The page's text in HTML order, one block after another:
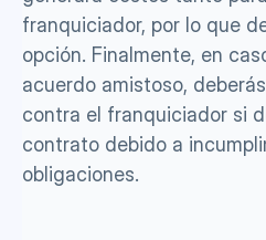
franquiciador, por lo que
opción. Finalmente, en
acuerdo amistoso,
contra el franquiciador si
contrato debido a
obligaciones.